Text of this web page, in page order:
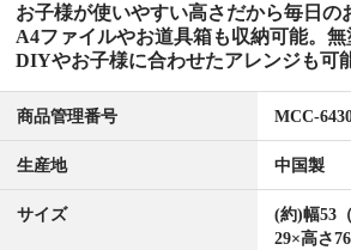
お子様が使いやすい高さだから毎日の
A4ファイルやお道具箱も収納可能。
DIYやお子様に合わせたアレンジも可
商品管理番号 MCC-
生産地 中国製
サイズ
(約)幅53
29×高さ